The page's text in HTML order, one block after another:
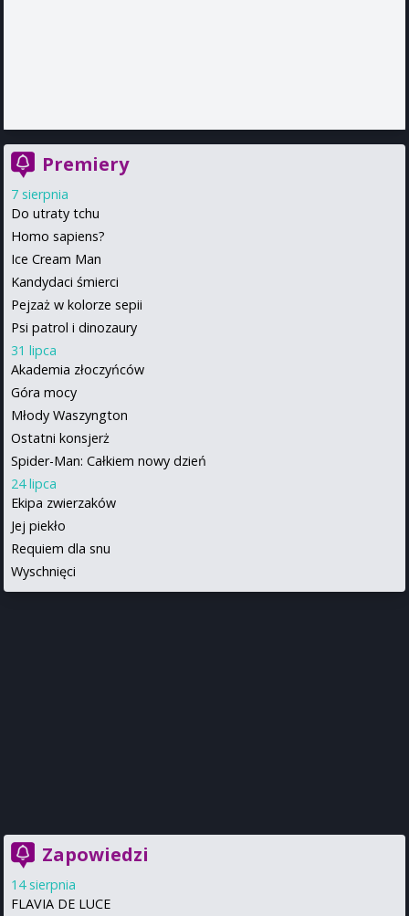
Premiery
7 sierpnia
Do utraty tchu
Homo sapiens?
Ice Cream Man
Kandydaci śmierci
Pejzaż w kolorze sepii
Psi patrol i dinozaury
31 lipca
Akademia złoczyńców
Góra mocy
Młody Waszyngton
Ostatni konsjerż
Spider-Man: Całkiem nowy dzień
24 lipca
Ekipa zwierzaków
Jej piekło
Requiem dla snu
Wyschnięci
Zapowiedzi
14 sierpnia
FLAVIA DE LUCE